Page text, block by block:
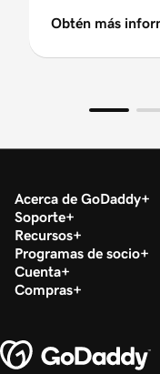
Obtén más
Acerca de GoDaddy
Soporte
Recursos
Programas de socio
Cuenta
Compras